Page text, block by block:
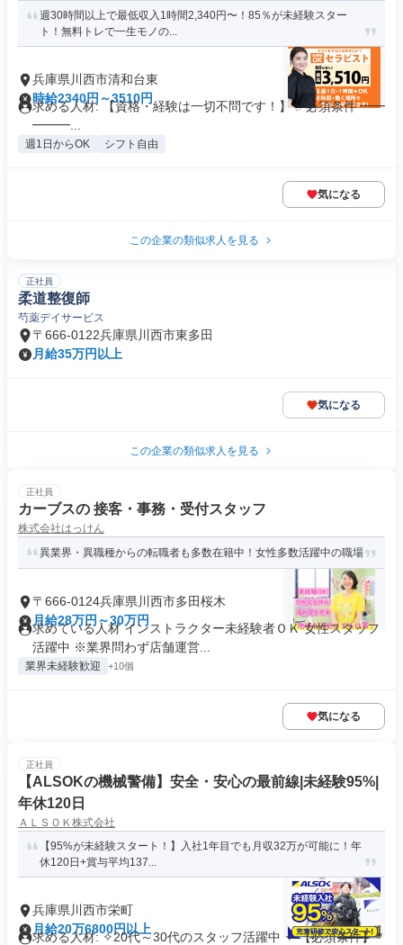
週30時間以上で最低収入1時間2,340円〜！85％が未経験スター
ト！無料トレで一生モノの...
兵庫県川西市清和台東
時給2340円～3510円
求める人材: 【資格・経験は一切不問です！】 ✅必須条件 ━━
━━━...
週1日からOK シフト自由
気になる
この企業の類似求人を見る
正社員
柔道整復師
芍薬デイサービス
〒666-0122兵庫県川西市東多田
月給35万円以上
気になる
この企業の類似求人を見る
正社員
カーブスの 接客・事務・受付スタッフ
株式会社はっけん
異業界・異職種からの転職者も多数在籍中！女性多数活躍中の職場
〒666-0124兵庫県川西市多田桜木
月給28万円～30万円
求めている人材 インストラクター未経験者ＯＫ 女性スタッフ
活躍中 ※業界問わず店舗運営...
業界未経験歓迎 +10個
気になる
正社員
【ALSOKの機械警備】安全・安心の最前線|未経験95%|
年休120日
ＡＬＳＯＫ株式会社
【95%が未経験スタート！】入社1年目でも月収32万が可能に！年
休120日+賞与平均137...
兵庫県川西市栄町
月給20万6800円以上
求める人材: ✧20代～30代のスタッフ活躍中 ✧ 【必須条件】 *